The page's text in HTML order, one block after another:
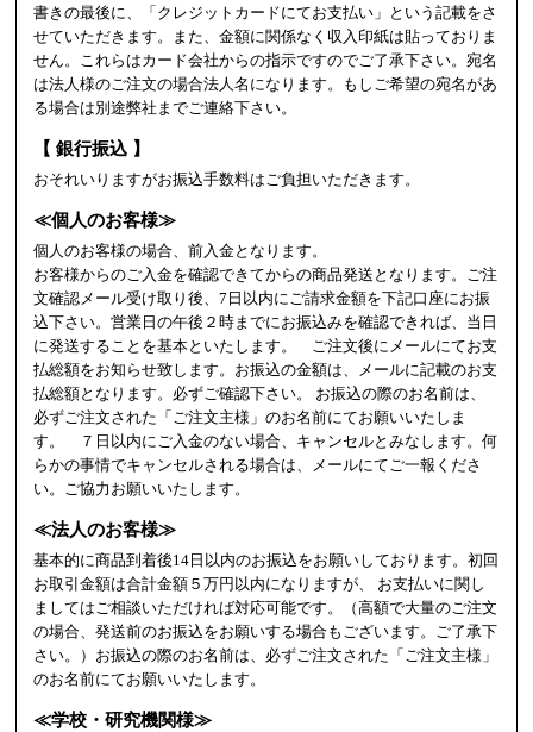
書きの最後に、「クレジットカードにてお支払い」という記載をさ
せていただきます。また、金額に関係なく収入印紙は貼っておりま
せん。これらはカード会社からの指示ですのでご了承下さい。宛名
は法人様のご注文の場合法人名になります。もしご希望の宛名があ
る場合は別途弊社までご連絡下さい。
【 銀行振込 】
おそれいりますがお振込手数料はご負担いただきます。
≪個人のお客様≫
個人のお客様の場合、前入金となります。
お客様からのご入金を確認できてからの商品発送となります。ご注
文確認メール受け取り後、7日以内にご請求金額を下記口座にお振
込下さい。営業日の午後２時までにお振込みを確認できれば、当日
に発送することを基本といたします。 ご注文後にメールにてお支
払総額をお知らせ致します。お振込の金額は、メールに記載のお支
払総額となります。必ずご確認下さい。 お振込の際のお名前は、
必ずご注文された「ご注文主様」のお名前にてお願いいたしま
す。 ７日以内にご入金のない場合、キャンセルとみなします。何
らかの事情でキャンセルされる場合は、メールにてご一報くださ
い。ご協力お願いいたします。
≪法人のお客様≫
基本的に商品到着後14日以内のお振込をお願いしております。初回
お取引金額は合計金額５万円以内になりますが、 お支払いに関し
ましてはご相談いただければ対応可能です。（高額で大量のご注文
の場合、発送前のお振込をお願いする場合もございます。ご了承下
さい。）お振込の際のお名前は、必ずご注文された「ご注文主様」
のお名前にてお願いいたします。
≪学校・研究機関様≫